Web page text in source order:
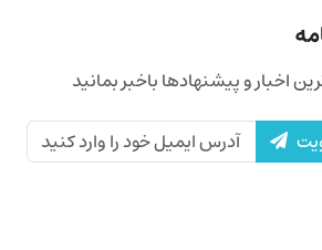
اخبار و پیشنهادها باخبر بمانید